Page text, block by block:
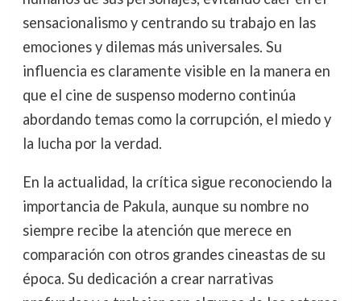
sensacionalismo y centrando su trabajo en las
emociones y dilemas más universales. Su
influencia es claramente visible en la manera en
que el cine de suspenso moderno continúa
abordando temas como la corrupción, el miedo y
la lucha por la verdad.
En la actualidad, la crítica sigue reconociendo la
importancia de Pakula, aunque su nombre no
siempre recibe la atención que merece en
comparación con otros grandes cineastas de su
época. Su dedicación a crear narrativas